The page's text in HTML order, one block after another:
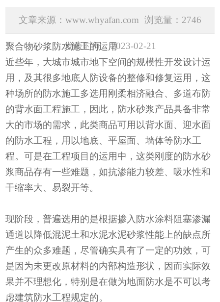
文章来源：www.whyafan.com 浏览量：2746
发表时间：2023-02-21
聚合物砂浆防水施工的运用
近些年，大城市城市地下空间的规模性开发设计运
用，及其很多地底人防设备的整修和修复运用，这
种场所的防水施工多选用刚柔相济融合、多道布防
的背水面工程施工，因此，防水砂浆产品具备非常
大的市场的需求，此类商品可用以背水面、迎水面
的防水工程，用以地底、平屋面、墙体等防水工
程。可是在工程项目的运用中，这类刚度的防水砂
浆商品存有一些难题，如抗渗能力较差、吸水性和
干缩率大、易裂开等。
现阶段，普遍选用的是根据掺入防水涂料阻塞渗漏
通道以降低混泥土和水泥水泥砂浆性能上的缺点所
产生的众多难题，尽管确实具有了一定的功效，可
是因为未更改原材料的内部构造形状，因而实际效
果并不理想化，特别是在做为地面防水是不可以考
虑建筑防水工程规定的。